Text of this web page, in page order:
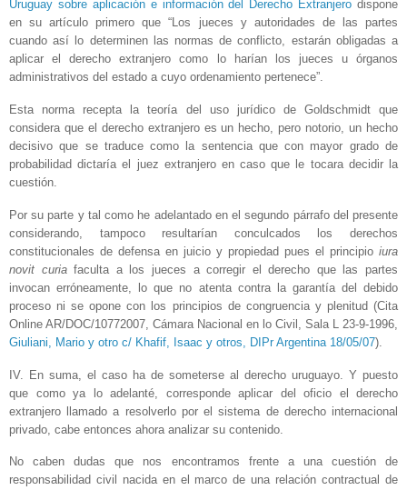
Uruguay sobre aplicación e información del Derecho Extranjero dispone
en su artículo primero que “Los jueces y autoridades de las partes
cuando así lo determinen las normas de conflicto, estarán obligadas a
aplicar el derecho extranjero como lo harían los jueces u órganos
administrativos del estado a cuyo ordenamiento pertenece”.
Esta norma recepta la teoría del uso jurídico de Goldschmidt que
considera que el derecho extranjero es un hecho, pero notorio, un hecho
decisivo que se traduce como la sentencia que con mayor grado de
probabilidad dictaría el juez extranjero en caso que le tocara decidir la
cuestión.
Por su parte y tal como he adelantado en el segundo párrafo del presente
considerando, tampoco resultarían conculcados los derechos
constitucionales de defensa en juicio y propiedad pues el principio iura
novit curiafaculta a los jueces a corregir el derecho que las partes
invocan erróneamente, lo que no atenta contra la garantía del debido
proceso ni se opone con los principios de congruencia y plenitud (Cita
Online AR/DOC/10772007, Cámara Nacional en lo Civil, Sala L 23-9-1996,
Giuliani, Mario y otro c/ Khafif, Isaac y otros, DIPr Argentina 18/05/07).
IV. En suma, el caso ha de someterse al derecho uruguayo. Y puesto
que como ya lo adelanté, corresponde aplicar del oficio el derecho
extranjero llamado a resolverlo por el sistema de derecho internacional
privado, cabe entonces ahora analizar su contenido.
No caben dudas que nos encontramos frente a una cuestión de
responsabilidad civil nacida en el marco de una relación contractual de